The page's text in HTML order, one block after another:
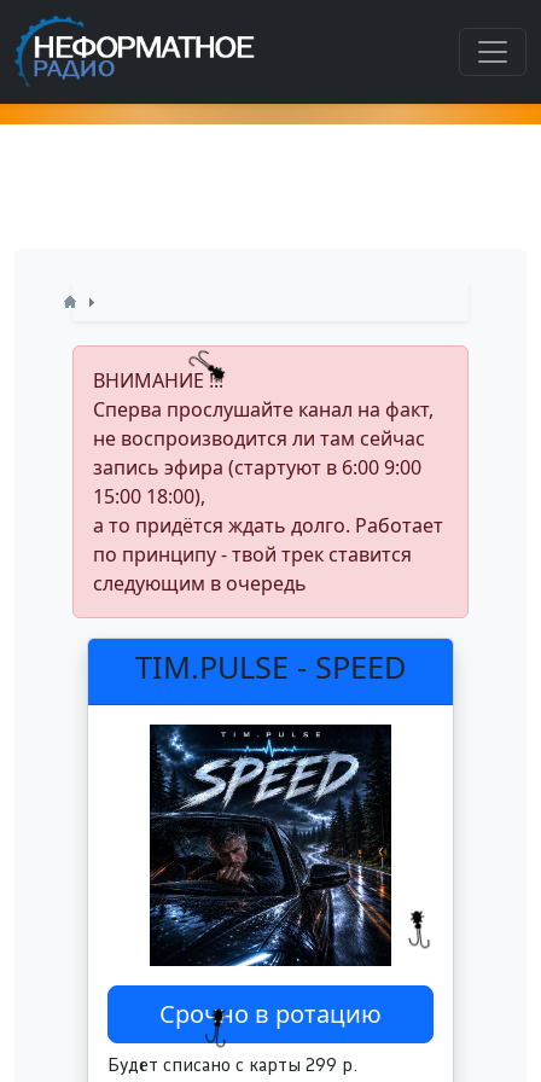
Как попасть в этот раздел???
ВНИМАНИЕ !!!
Сперва прослушайте канал на факт,
не воспроизводится ли там сейчас
запись эфира (стартуют в 6:00 9:00
15:00 18:00),
а то придётся ждать долго. Работает
по принципу - твой трек ставится
следующим в очередь
TIM.PULSE - SPEED
Будет списано с карты 299 р.